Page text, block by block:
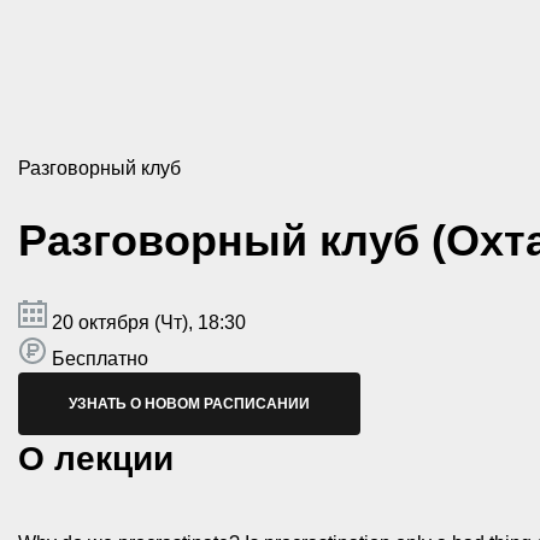
Разговорный клуб
Разговорный клуб
20 октября (Чт), 18:30
Бесплатно
УЗНАТЬ О НОВОМ РАСПИСАНИИ
О лекции